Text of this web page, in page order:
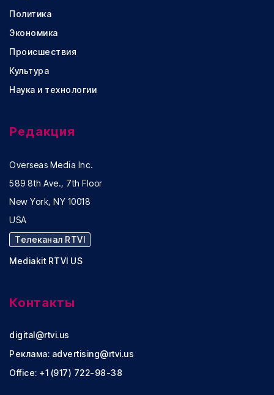
Политика
Экономика
Происшествия
Культура
Наука и технологии
Редакция
Overseas Media Inc.
589 8th Ave., 7th Floor
New York, NY 10018
USA
Телеканал RTVI
Mediakit RTVI US
Контакты
digital@rtvi.us
Реклама: advertising@rtvi.us
Office: +1 (917) 722-98-38